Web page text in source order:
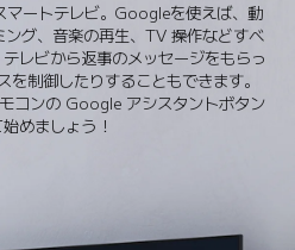
マートテレビ。Googleを使えば、動
グ、音楽の再生、TV 操作などすべ
レビから返事のメッセージをもらっ
を制御したりすることもできます。
コンの Google アシスタントボタン
めましょう！